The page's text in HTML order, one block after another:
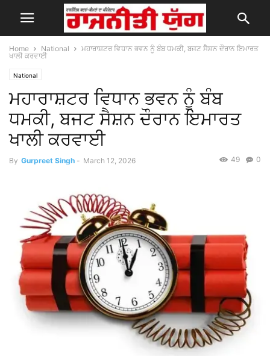
Home National
ਮਹਾਰਾਸ਼ਟਰ ਵਿਧਾਨ ਭਵਨ ਨੂੰ ਬੰਬ ਧਮਕੀ, ਬਜਟ ਸੈਸ਼ਨ ਦੌਰਾਨ ਇਮਾਰਤ
ਖਾਲੀ ਕਰਵਾਈ
National
ਮਹਾਰਾਸ਼ਟਰ ਵਿਧਾਨ ਭਵਨ ਨੂੰ ਬੰਬ
ਧਮਕੀ, ਬਜਟ ਸੈਸ਼ਨ ਦੌਰਾਨ ਇਮਾਰਤ
ਖਾਲੀ ਕਰਵਾਈ
By Gurpreet Singh - March 12, 2026 0
49